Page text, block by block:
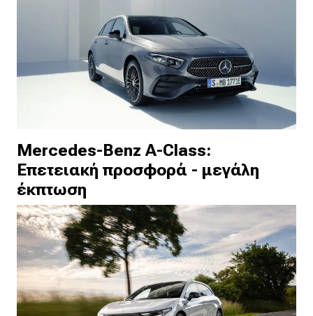
Mercedes-Benz A-Class:
Επετειακή προσφορά - μεγάλη
έκπτωση